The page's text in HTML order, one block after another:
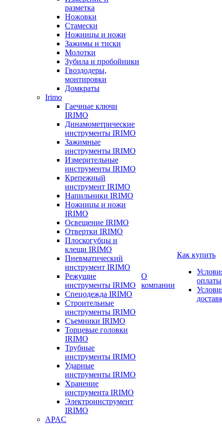
разметка
Ножовки
Стамески
Ножницы и ножи
Зажимы и тиски
Молотки
Зубила и пробойники
Гвоздодеры,
монтировки
Домкраты
Irimo
Гаечные ключи
IRIMO
Динамометрические
инструменты IRIMO
Зажимные
инструменты IRIMO
Измерительные
инструменты IRIMO
Крепежный
инструмент IRIMO
Напильники IRIMO
Ножницы и ножи
IRIMO
Освещение IRIMO
Отвертки IRIMO
Плоскогубцы и
клещи IRIMO
Пневматический
инструмент IRIMO
Режущие
инструменты IRIMO
Спецодежда IRIMO
Строительные
инструменты IRIMO
Съемники IRIMO
Торцевые головки
IRIMO
Трубные
инструменты IRIMO
Ударные
инструменты IRIMO
Хранение
инструмента IRIMO
Электроинструмент
IRIMO
APAC
О
компании
Как купить
оплаты